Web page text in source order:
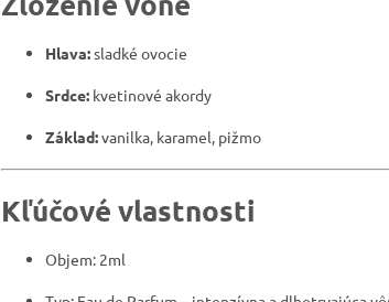
Hlava:sladké ovocie
Srdce: kvetinové akordy
Základ:vanilka, karamel, pižmo
Kľúčové vlastnosti
Objem: 2ml